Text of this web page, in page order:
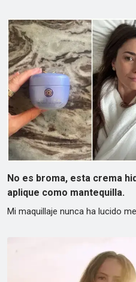
No es broma, esta crema
aplique como mantequilla.
Mi maquillaje nunca ha lucido